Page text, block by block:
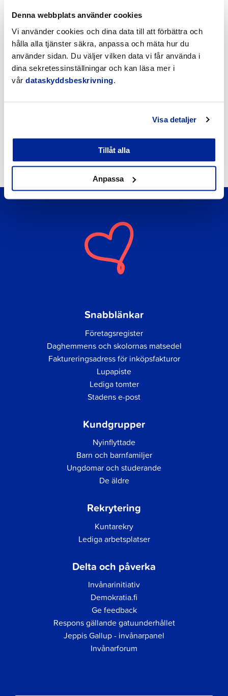
Denna webbplats använder cookies
Vi använder cookies och dina data till att förbättra och
hålla alla tjänster säkra, anpassa och mäta hur du
använder sidan. Du väljer vilken data vi får använda i
dina sekretessinställningar och kan läsa mer i
vår dataskyddsbeskrivning
Visa detaljer
Tillåt alla
Anpassa
att
artikeln
Förbättringar på Gamla hamnens och Fäbodas
stränder med hjälp av invånarbudgeten
Snabblänkar
Företagsregister
Daghemmens och skolornas matsedel
Faktureringsadress för inköpsfakturor
Lupapiste
Lediga tomter
Stadens e-post
Kundgrupper
Nyinflyttade
Barn och barnfamiljer
Ungdomar och studerande
De äldre
Rekrytering
Kuntarekry
Lediga arbetsplatser
Delta och påverka
Invånarinitiativ
Demokratia.fi
Ge feedback
Respons gällande gatuunderhållet
Jeppis Gallup - invånarpanel
Invånarforum